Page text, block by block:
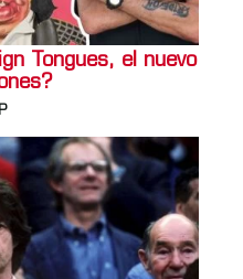
Tongues, el nuevo